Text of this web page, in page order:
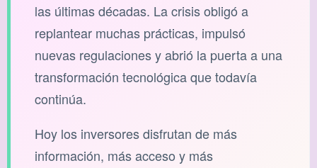
las últimas décadas. La crisis obligó a
replantear muchas prácticas, impulsó
nuevas regulaciones y abrió la puerta a una
transformación tecnológica que todavía
continúa.
Hoy los inversores disfrutan de más
información, más acceso y más